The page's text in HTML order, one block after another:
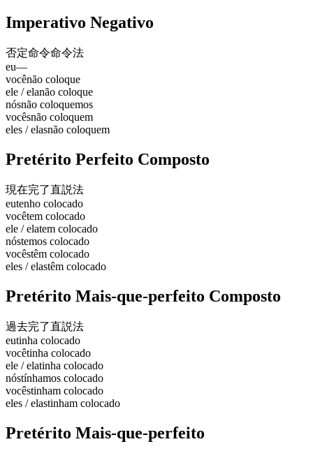
Imperativo Negativo
否定命令命令法
eu—
vocênão coloque
ele / elanão coloque
nósnão coloquemos
vocêsnão coloquem
eles / elasnão coloquem
Pretérito Perfeito Composto
現在完了直説法
eutenho colocado
vocêtem colocado
ele / elatem colocado
nóstemos colocado
vocêstêm colocado
eles / elastêm colocado
Pretérito Mais-que-perfeito Composto
過去完了直説法
eutinha colocado
vocêtinha colocado
ele / elatinha colocado
nóstínhamos colocado
vocêstinham colocado
eles / elastinham colocado
Pretérito Mais-que-perfeito